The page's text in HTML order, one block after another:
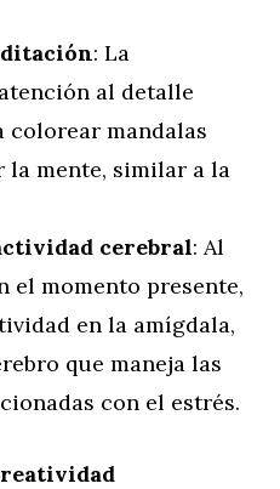
: La
al detalle
colorear mandalas
la mente, similar a la
cerebral: Al
el momento presente,
en la amígdala,
que maneja las
con el estrés.